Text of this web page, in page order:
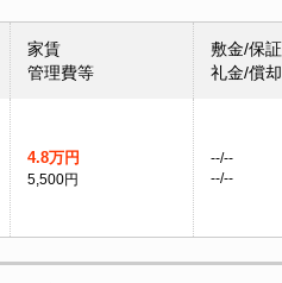
家賃
管理費等
敷金/保
礼金/償却
4.8万円
5,500円
--/--
--/--